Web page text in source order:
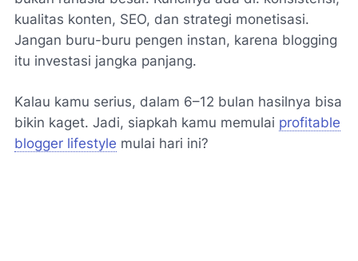
kualitas konten, SEO, dan strategi monetisasi.
Jangan buru-buru pengen instan, karena blogging
itu investasi jangka panjang.
Kalau kamu serius, dalam 6–12 bulan hasilnya bisa
bikin kaget. Jadi, siapkah kamu memulai profitable
blogger lifestyle mulai hari ini?